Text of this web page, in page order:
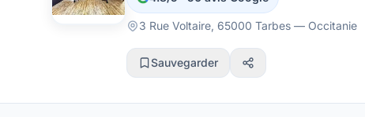
3 Rue Voltaire, 65000 Tarbes — Occitanie
Sauvegarder